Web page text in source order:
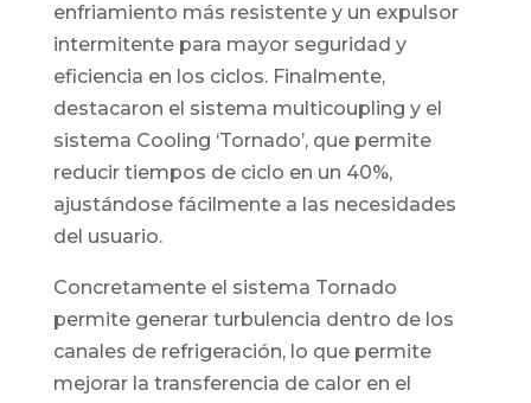
enfriamiento más resistente y un expulsor
intermitente para mayor seguridad y
eficiencia en los ciclos. Finalmente,
destacaron el sistema multicoupling y el
sistema Cooling ‘Tornado’, que permite
reducir tiempos de ciclo en un 40%,
ajustándose fácilmente a las necesidades
del usuario.
Concretamente el sistema Tornado
permite generar turbulencia dentro de los
canales de refrigeración, lo que permite
mejorar la transferencia de calor en el